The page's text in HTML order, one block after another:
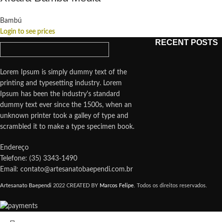
Bambú
Login to see prices
Lorem Ipsum is simply dummy text of the
printing and typesetting industry. Lorem
Ipsum has been the industry's standard
dummy text ever since the 1500s, when an
unknown printer took a galley of type and
scrambled it to make a type specimen book.
Endereço
Telefone: (35) 3343-1490
Email: contato@artesanatobaependi.com.br
RECENT POSTS
Artesanato Baependi 2022 CREATED BY Marcos Felipe . Todos os direitos reservados.